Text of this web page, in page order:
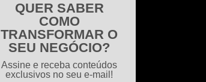
QUER SABER
COMO
TRANSFORMAR O
SEU NEGÓCIO?
Assine e receba conteúdos
exclusivos no seu e-mail!